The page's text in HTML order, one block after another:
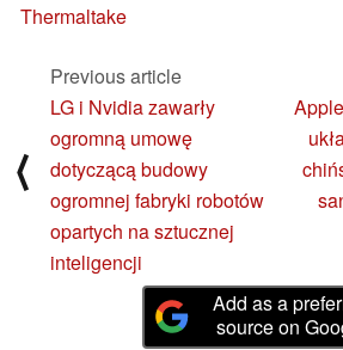
Thermaltake
⟨
Previous article
LG i Nvidia zawarły
ogromną umowę
dotyczącą budowy
ogromnej fabryki robotów
opartych na sztucznej
inteligencji
Add as a
source on